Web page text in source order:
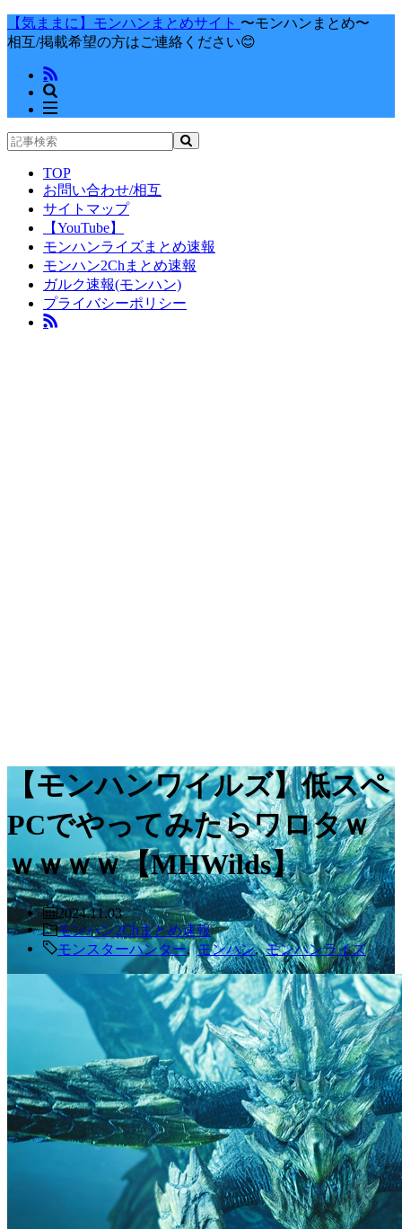
【気ままに】モンハンまとめサイト 〜モンハンまとめ〜
相互/掲載希望の方はご連絡ください😊
TOP
お問い合わせ/相互
サイトマップ
【YouTube】
モンハンライズまとめ速報
モンハン2Chまとめ速報
ガルク速報(モンハン)
プライバシーポリシー
【モンハンワイルズ】低スペ
PCでやってみたらワロタｗ
ｗｗｗｗ【MHWilds】
2024.11.03
モンハン2Chまとめ速報
モンスターハンター,モンハン,モンハンライズ